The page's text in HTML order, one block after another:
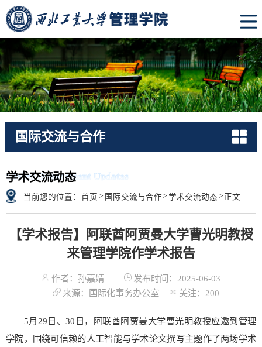
国际交流与合作
学术交流动态
Global Engagement Updates
当前您的位置： 首页 > 国际交流与合作> 学术交流动态 > 正文
【学术报告】阿联酋阿贾曼大学曹光明教授
来管理学院作学术报告
作者：孙嘉婧
发布时间：2025-06-03
来源：国际化事务办公室
关注： 200
5月29日、30日，阿联酋阿贾曼大学曹光明教授应邀到管理
学院，围绕可信赖的人工智能与学术论文撰写主题作了两场学术